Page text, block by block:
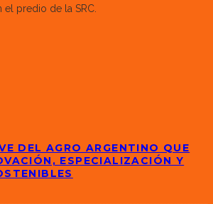
el predio de la SRC.
DEL AGRO ARGENTINO QUE
ESPECIALIZACIÓN Y